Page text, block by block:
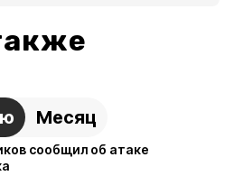
Месяц
сообщил об атаке